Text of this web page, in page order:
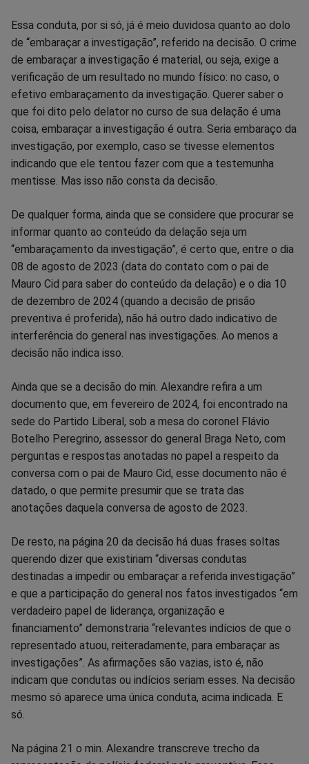
Essa conduta, por si só, já é meio duvidosa quanto ao dolo
de “embaraçar a investigação”, referido na decisão. O crime
de embaraçar a investigação é material, ou seja, exige a
verificação de um resultado no mundo físico: no caso, o
efetivo embaraçamento da investigação. Querer saber o
que foi dito pelo delator no curso de sua delação é uma
coisa, embaraçar a investigação é outra. Seria embaraço da
investigação, por exemplo, caso se tivesse elementos
indicando que ele tentou fazer com que a testemunha
mentisse. Mas isso não consta da decisão.
De qualquer forma, ainda que se considere que procurar se
informar quanto ao conteúdo da delação seja um
“embaraçamento da investigação”, é certo que, entre o dia
08 de agosto de 2023 (data do contato com o pai de
Mauro Cid para saber do conteúdo da delação) e o dia 10
de dezembro de 2024 (quando a decisão de prisão
preventiva é proferida), não há outro dado indicativo de
interferência do general nas investigações. Ao menos a
decisão não indica isso.
Ainda que se a decisão do min. Alexandre refira a um
documento que, em fevereiro de 2024, foi encontrado na
sede do Partido Liberal, sob a mesa do coronel Flávio
Botelho Peregrino, assessor do general Braga Neto, com
perguntas e respostas anotadas no papel a respeito da
conversa com o pai de Mauro Cid, esse documento não é
datado, o que permite presumir que se trata das
anotações daquela conversa de agosto de 2023.
De resto, na página 20 da decisão há duas frases soltas
querendo dizer que existiriam “diversas condutas
destinadas a impedir ou embaraçar a referida investigação”
e que a participação do general nos fatos investigados “em
verdadeiro papel de liderança, organização e
financiamento” demonstraria “relevantes indícios de que o
representado atuou, reiteradamente, para embaraçar as
investigações”. As afirmações são vazias, isto é, não
indicam que condutas ou indícios seriam esses. Na decisão
mesmo só aparece uma única conduta, acima indicada. E
só.
Na página 21 o min. Alexandre transcreve trecho da